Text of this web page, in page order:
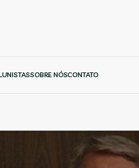
SOBRE NÓSCONTATO